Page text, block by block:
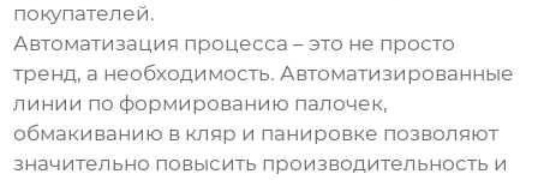
покупателей.
Автоматизация процесса – это не просто
тренд, а необходимость. Автоматизированные
линии по формированию палочек,
обмакиванию в кляр и панировке позволяют
значительно повысить производительность и